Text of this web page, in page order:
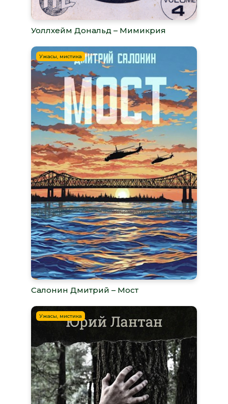
Уоллхейм Дональд – Мимикрия
Ужасы, мистика
Салонин Дмитрий – Мост
Ужасы, мистика